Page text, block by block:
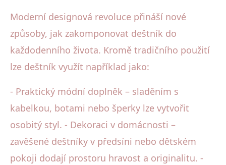
Moderní designová revoluce přináší nové
způsoby, jak zakomponovat deštník do
každodenního života. Kromě tradičního použití
lze deštník využít například jako:
- Praktický módní doplněk – sladěním s
kabelkou, botami nebo šperky lze vytvořit
osobitý styl. - Dekoraci v domácnosti –
zavěšené deštníky v předsíni nebo dětském
pokoji dodají prostoru hravost a originalitu. -